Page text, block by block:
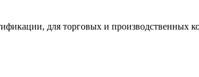
для торговых и производственных